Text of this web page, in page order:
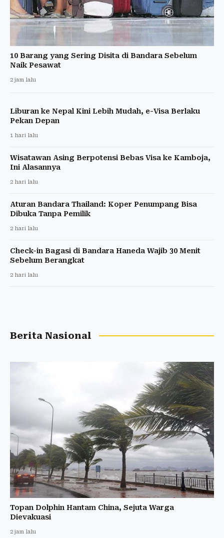
10 Barang yang Sering Disita di Bandara Sebelum
Naik Pesawat
2 jam lalu
Liburan ke Nepal Kini Lebih Mudah, e-Visa Berlaku
Pekan Depan
1 hari lalu
Wisatawan Asing Berpotensi Bebas Visa ke Kamboja,
Ini Alasannya
2 hari lalu
Aturan Bandara Thailand: Koper Penumpang Bisa
Dibuka Tanpa Pemilik
2 hari lalu
Check-in Bagasi di Bandara Haneda Wajib 30 Menit
Sebelum Berangkat
2 hari lalu
Berita Nasional
Topan Dolphin Hantam China, Sejuta Warga
Dievakuasi
2 jam lalu